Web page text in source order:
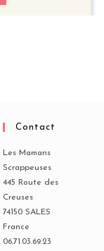
Contact
Les Mamans
Scrappeuses
445 Route des
Creuses
74150 SALES
France
06.71.03.69.23